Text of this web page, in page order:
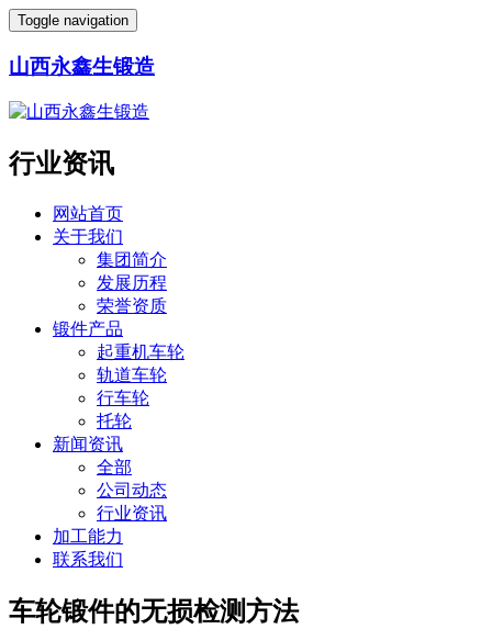
Toggle navigation
山西永鑫生锻造
行业资讯
网站首页
关于我们
集团简介
发展历程
荣誉资质
锻件产品
起重机车轮
轨道车轮
行车轮
托轮
新闻资讯
全部
公司动态
行业资讯
加工能力
联系我们
车轮锻件的无损检测方法